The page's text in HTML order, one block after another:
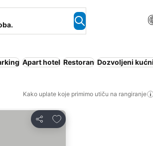
Apart hotel Restoran Dozvoljeni
Kako uplate koje primimo utiču na rangiranje
Deli
Dodati u favorite